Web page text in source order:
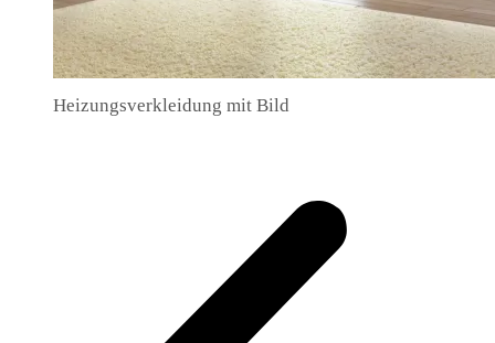
Heizungsverkleidung mit Bild